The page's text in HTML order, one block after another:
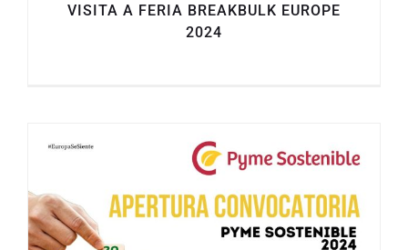
VISITA A FERIA BREAKBULK EUROPE
2024